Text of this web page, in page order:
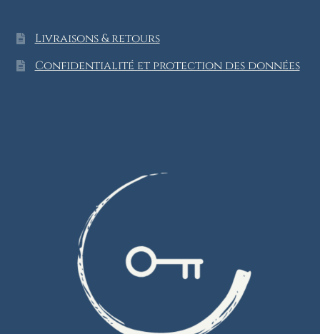
Livraisons & retours
Confidentialité et protection des données